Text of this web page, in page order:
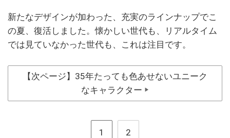
新たなデザインが加わった、充実のラインナップでこ
の夏、復活しました。懐かしい世代も、リアルタイム
では見ていなかった世代も、これは注目です。
【次ページ】35年たっても色あせないユニーク
なキャラクター ▶
1 2